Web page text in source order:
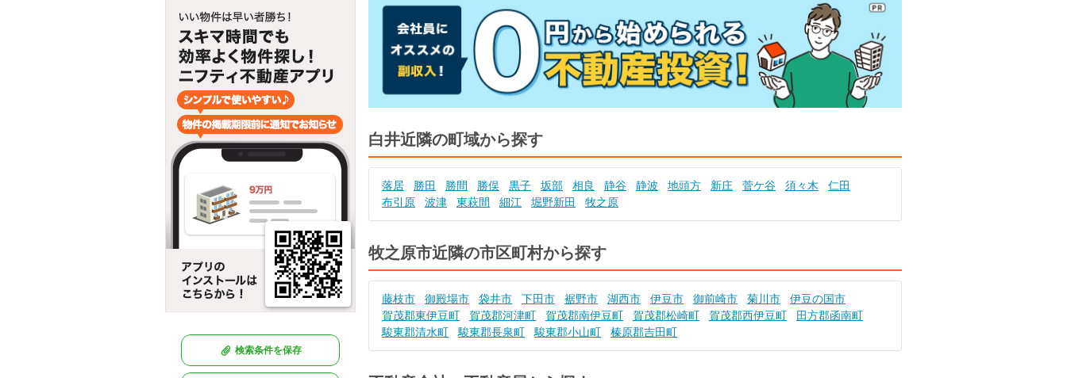
検索条件を保存
白井近隣の町域から探す
落居 勝田 勝間 勝俣 黒子 坂部 相良 静谷 静波 地頭方 新庄 菅ケ谷 須々木
仁田
布引原
波津 東萩間 細江 堀野新田 牧之原
牧之原市近隣の市区町村から探す
藤枝市 御殿場市 袋井市 下田市 裾野市 湖西市 伊豆市 御前崎市 菊川市
伊豆の国市
賀茂郡東伊豆町
賀茂郡河津町 賀茂郡南伊豆町 賀茂郡松崎町 賀茂郡西伊豆町
田方郡函南町
駿東郡清水町
駿東郡長泉町 駿東郡小山町 榛原郡吉田町